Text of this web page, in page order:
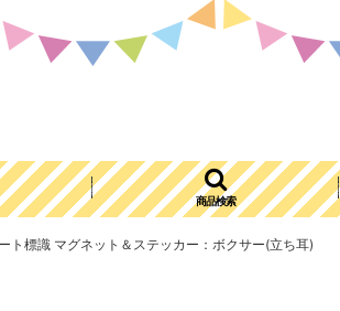
商品検索
ト標識 マグネット＆ステッカー：ボクサー(立ち耳)